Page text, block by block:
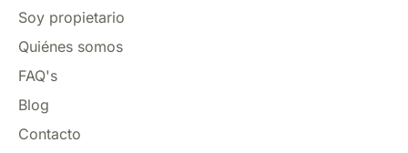
Soy propietario
Quiénes somos
FAQ's
Blog
Contacto